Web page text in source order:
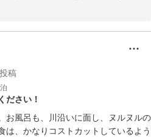
でお褒め頂きスタッフ一同大変励
投稿
ださい！
お風呂も、川沿いに面し、ヌルヌルの
は、かなりコストカットしているよう